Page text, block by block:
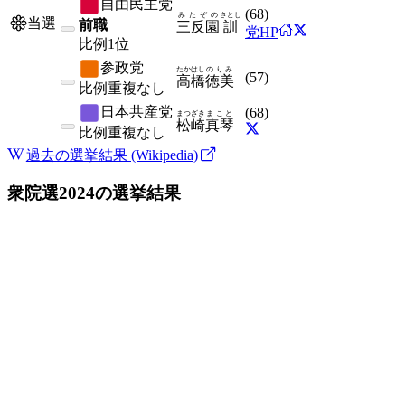
当選
自由民主党
前職
比例 1位
三反園
みたぞの
訓
さとし (68)
党HP
参政党
比例重複なし 高橋
たかはし
徳美
のりみ
(57)
日本共産党
比例重複なし 松崎
まつざき
真琴
まこと (68)
過去の選挙結果 (Wikipedia)
衆院選2024の選挙結果